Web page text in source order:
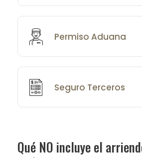
Permiso Aduana
Seguro Terceros
Qué NO incluye el